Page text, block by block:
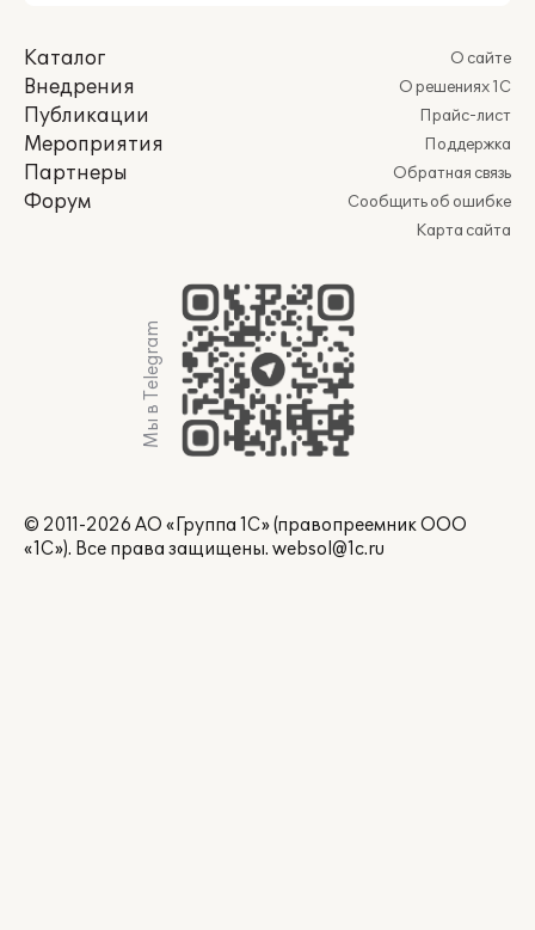
Каталог
Внедрения
Публикации
Мероприятия
Партнеры
Форум
О сайте
О решениях 1С
Прайс-лист
Поддержка
Обратная связь
Сообщить об ошибке
Карта сайта
Мы в Telegram
© 2011-2026 АО «Группа 1С» (правопреемник ООО
«1С»). Все права защищены. websol@1c.ru